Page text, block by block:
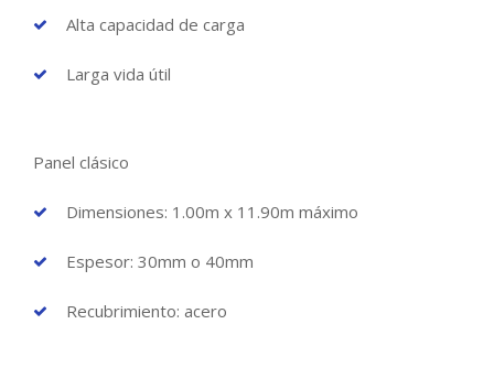
Alta capacidad de carga
Larga vida útil
Panel clásico
Dimensiones: 1.00m x 11.90m máximo
Espesor: 30mm o 40mm
Recubrimiento: acero